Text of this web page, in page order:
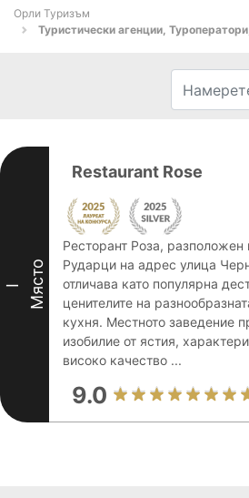
Орли Туризъм
Туристически агенции,
I Място
Restaurant Rose
Ресторант Роза, разположен
Рударци на адрес улица
отличава като популярна
ценителите на
кухня. Местното заведение
изобилие от ястия,
високо качество ...
9.0